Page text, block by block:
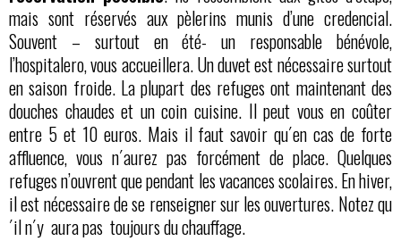
mais sont réservés aux pèlerins munis d’une credencial.
Souvent – surtout en été- un responsable bénévole,
l’hospitalero, vous accueillera. Un duvet est nécessaire surtout
en saison froide. La plupart des refuges ont maintenant des
douches chaudes et un coin cuisine. Il peut vous en coûter
entre 5 et 10 euros. Mais il faut savoir qu´en cas de forte
affluence, vous n´aurez pas forcément de place. Quelques
refuges n’ouvrent que pendant les vacances scolaires. En hiver,
il est nécessaire de se renseigner sur les ouvertures. Notez qu
´il n´y aura pas toujours du chauffage.